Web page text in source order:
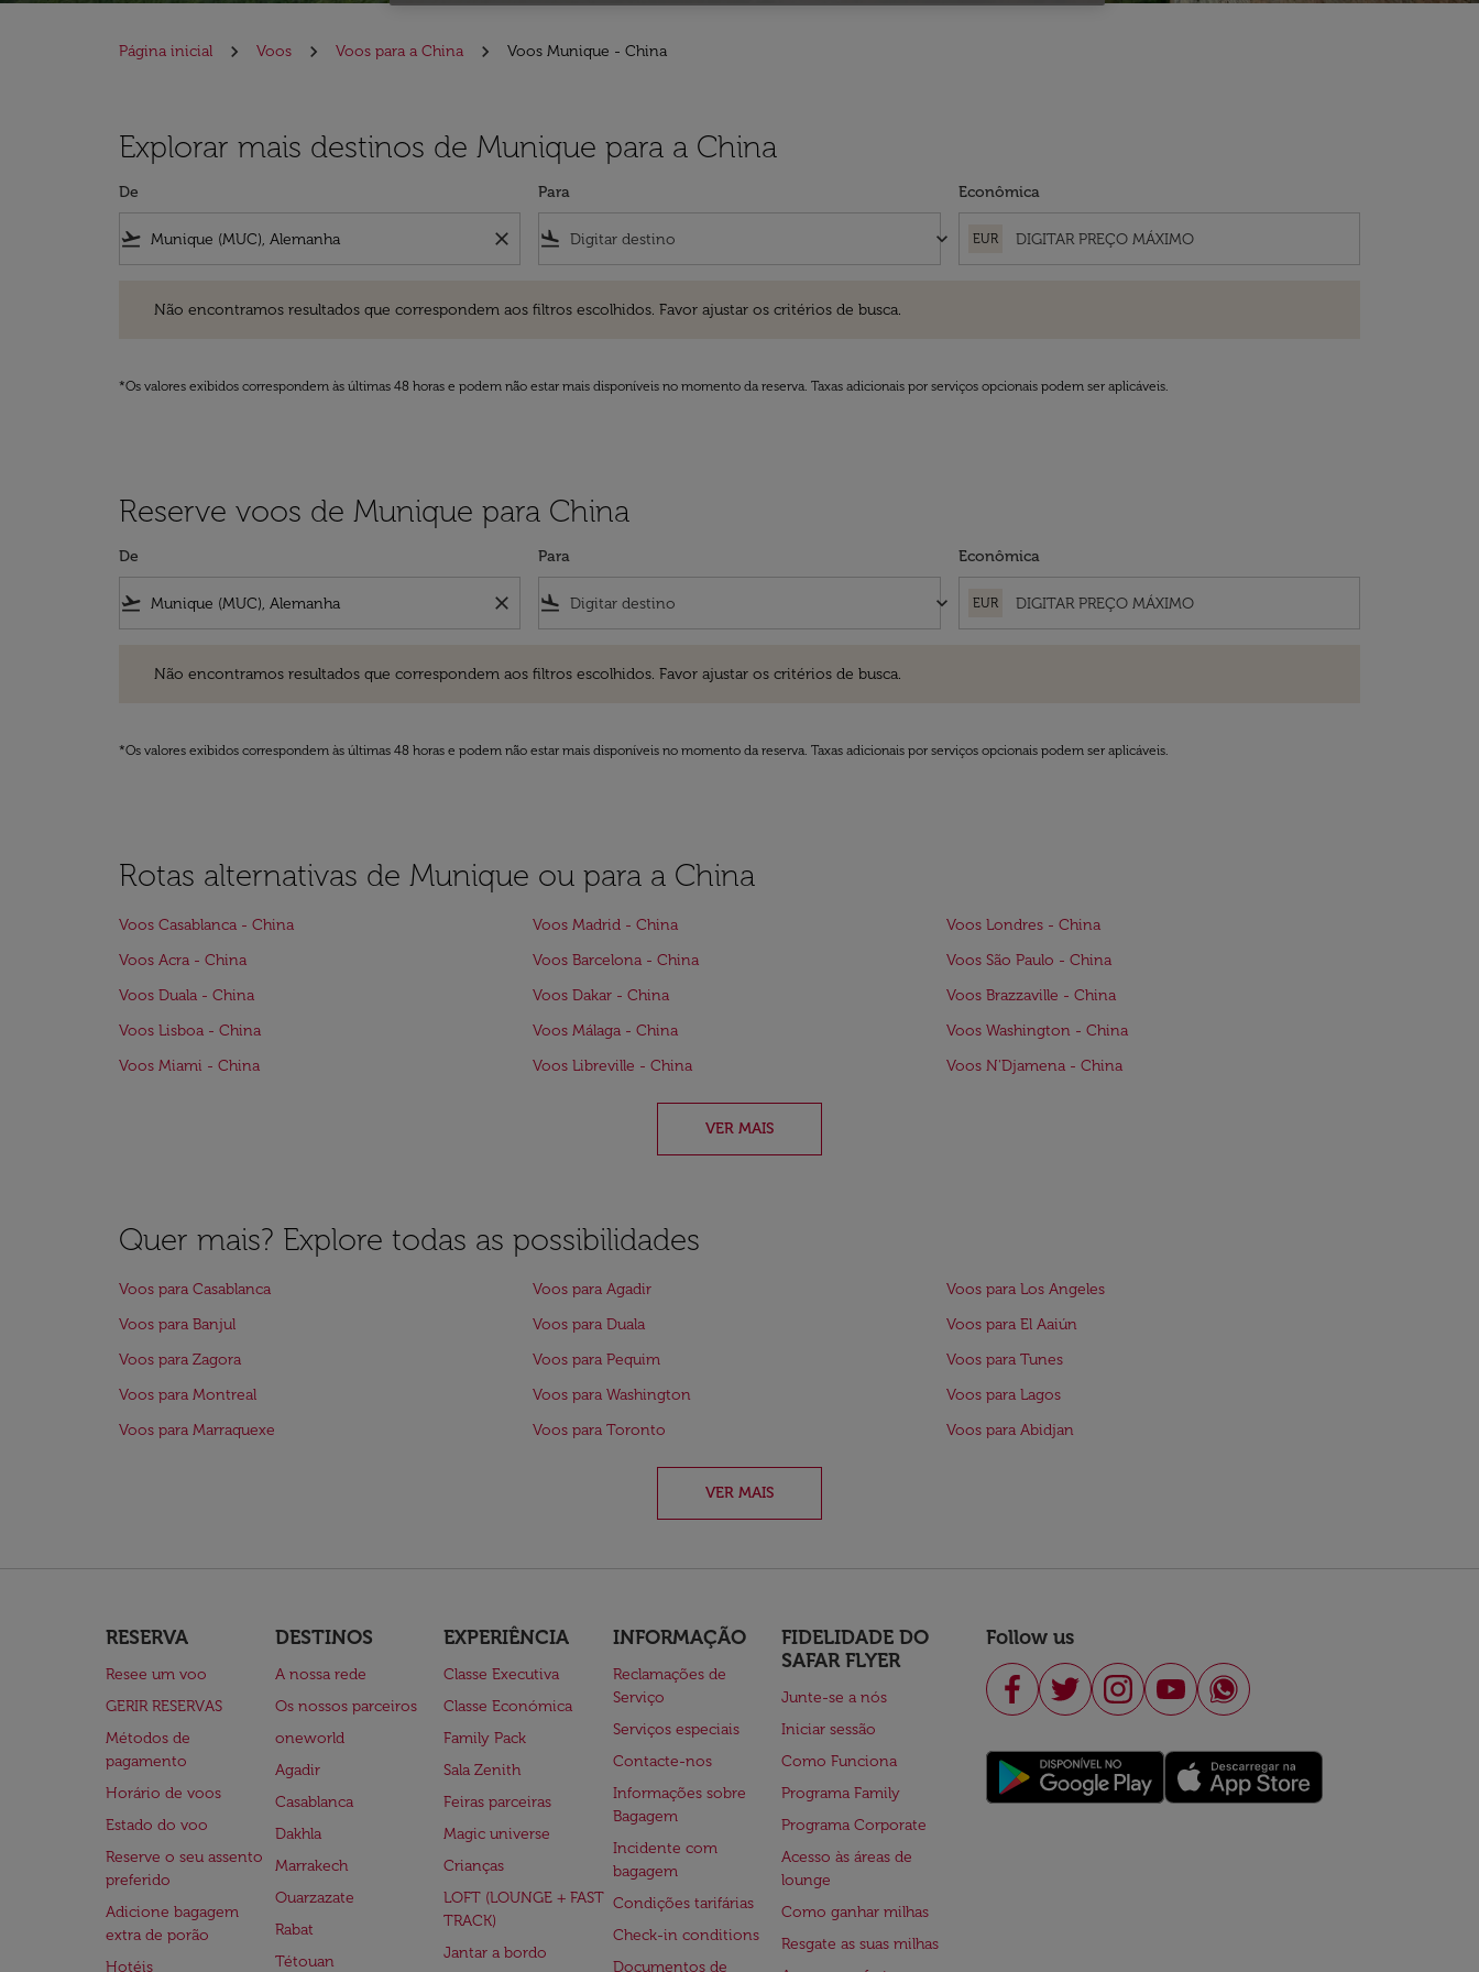
Página inicial Voos Voos para a China Voos Munique - China
Explorar mais destinos de Munique para a China
De
flight_takeoff close
Para
flight_land keyboard_arrow_down
Econômica
EUR
Não encontramos resultados que correspondem aos filtros escolhidos. Favor ajustar os critérios de busca.
*Os valores exibidos correspondem às últimas 48 horas e podem não estar mais disponíveis no momento da reserva. Taxas adicionais por serviços opcionais podem ser aplicáveis.
Reserve voos de Munique para China
De
flight_takeoff close
Para
flight_land keyboard_arrow_down
Econômica
EUR
Não encontramos resultados que correspondem aos filtros escolhidos. Favor ajustar os critérios de busca.
*Os valores exibidos correspondem às últimas 48 horas e podem não estar mais disponíveis no momento da reserva. Taxas adicionais por serviços opcionais podem ser aplicáveis.
Rotas alternativas de Munique ou para a China
Voos Casablanca - China Voos Madrid - China
Voos Londres - China
Voos Acra - China
Voos Barcelona - China
Voos São Paulo - China
Voos Duala - China
Voos Dakar - China
Voos Brazzaville - China
Voos Lisboa - China
Voos Málaga - China
Voos Washington - China
Voos Miami - China
Voos Libreville - China Voos N'Djamena - China
VER MAIS
Quer mais? Explore todas as possibilidades
Voos para Casablanca Voos para Agadir
Voos para Los Angeles
Voos para Banjul
Voos para Duala
Voos para El Aaiún
Voos para Zagora
Voos para Pequim
Voos para Tunes
Voos para Montreal
Voos para Washington
Voos para Lagos
Voos para Marraquexe
Voos para Toronto Voos para Abidjan
VER MAIS
RESERVA
Resee um voo
GERIR RESERVAS
Métodos de
pagamento
Horário de voos
Estado do voo
Reserve o seu assento
preferido
Adicione bagagem
extra de porão
Hotéis
DESTINOS
A nossa rede
Os nossos parceiros
oneworld
Agadir
Casablanca
Dakhla
Marrakech
Ouarzazate
Rabat
Tétouan
EXPERIÊNCIA
Classe Executiva
Classe Económica
Family Pack
Sala Zenith
Feiras parceiras
Magic universe
Crianças
LOFT (LOUNGE + FAST
TRACK)
Jantar a bordo
INFORMAÇÃO
Reclamações de
Serviço
Serviços especiais
Contacte-nos
Informações sobre
Bagagem
Incidente com
bagagem
Condições tarifárias
Check-in conditions
Documentos de
FIDELIDADE DO
SAFAR FLYER
Junte-se a nós
Iniciar sessão
Como Funciona
Programa Family
Programa Corporate
Acesso às áreas de
lounge
Como ganhar milhas
Resgate as suas milhas
Follow us